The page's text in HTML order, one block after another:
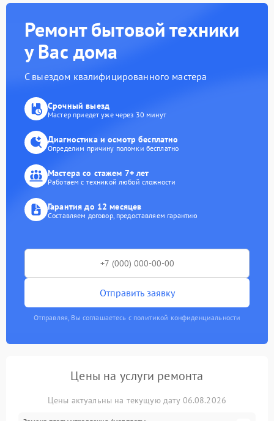
Ремонт бытовой техники
у Вас дома
С выездом квалифицированного мастера
Срочный выезд
Мастер приедет уже через 30 минут
Диагностика и осмотр бесплатно
Определим причину поломки бесплатно
Мастера со стажем 7+ лет
Работаем с техникой любой сложности
Гарантия до 12 месяцев
Составляем договор, предоставляем гарантию
Отправить заявку
Отправляя, Вы соглашаетесь с политикой конфиденциальности
Цены на услуги ремонта
Цены актуальны на текущую дату 06.08.2026